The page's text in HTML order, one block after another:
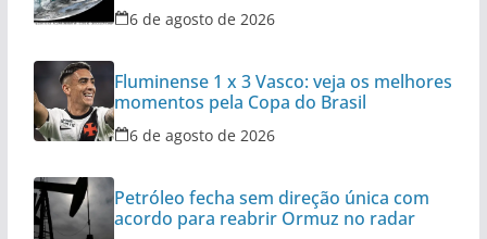
6 de agosto de 2026
Fluminense 1 x 3 Vasco: veja os melhores
momentos pela Copa do Brasil
6 de agosto de 2026
Petróleo fecha sem direção única com
acordo para reabrir Ormuz no radar